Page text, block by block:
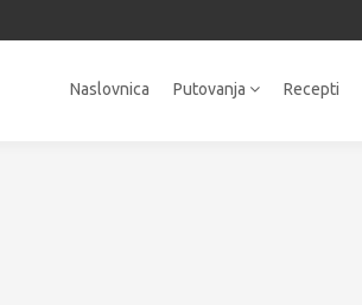
Naslovnica Putovanja Recepti